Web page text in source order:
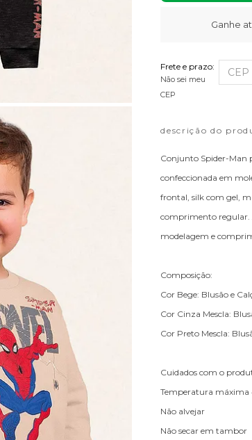
Ganhe
Frete e prazo:
Não sei meu
CEP
descrição do
Conjunto Spider-Man
confeccionada em
frontal, silk com gel,
comprimento regular.
modelagem e
Composição:
Cor Bege: Blusão e
Cor Cinza Mescla:
Cor Preto Mescla:
Cuidados com o
Temperatura máxima
Não alvejar
Não secar em tambor